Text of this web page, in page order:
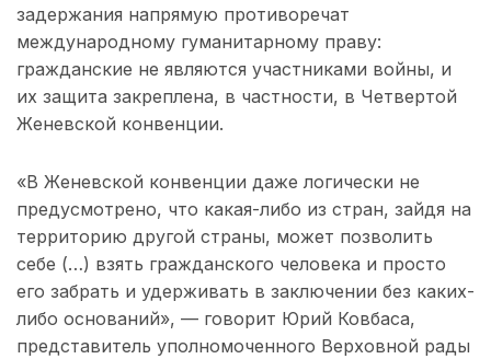
задержания напрямую противоречат
международному гуманитарному праву:
гражданские не являются участниками войны, и
их защита закреплена, в частности, в Четвертой
Женевской конвенции.
«В Женевской конвенции даже логически не
предусмотрено, что какая-либо из стран, зайдя на
территорию другой страны, может позволить
себе (…) взять гражданского человека и просто
его забрать и удерживать в заключении без каких-
либо оснований», — говорит Юрий Ковбаса,
представитель уполномоченного Верховной рады